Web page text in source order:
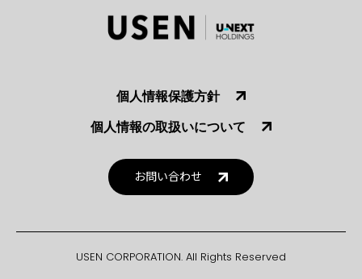
個人情報保護方針
個人情報の取扱いについて
お問い合わせ
USEN CORPORATION. All Rights Reserved